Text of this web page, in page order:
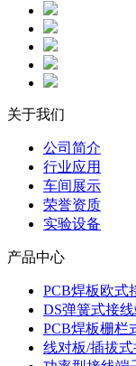
关于我们
公司简介
行业应用
车间展示
荣誉资质
实验设备
产品中心
PCB焊板欧式
DS弹簧式接
PCB焊板栅栏
线对板/插拔